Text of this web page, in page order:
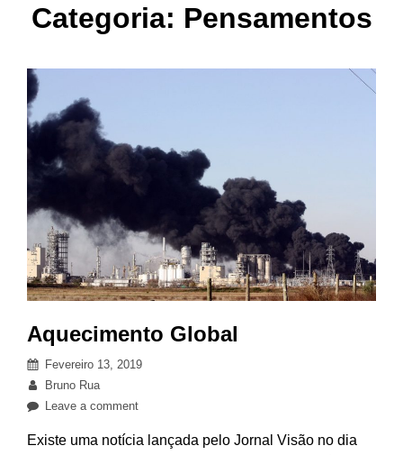
Categoria: Pensamentos
Aquecimento Global
Posted
on
Fevereiro 13, 2019
By
Bruno Rua
Leave a commenton
Global
Existe uma notícia lançada pelo Jornal Visão no dia